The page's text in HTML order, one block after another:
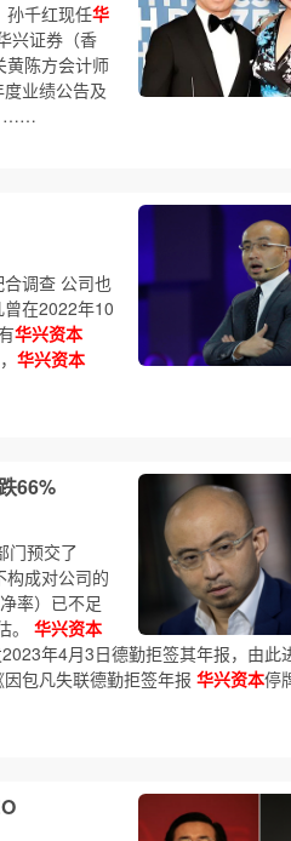
孙千红现任华
兴证券（香
黄陈方会计师
业绩公告及
……
调查 公司也
在2022年10
华兴资本
华兴资本
66%
门预交了
构成对公司的
率）已不足
。 华兴资本
年4月3日德勤拒签其年报，由此
包凡失联德勤拒签年报 华兴资本停